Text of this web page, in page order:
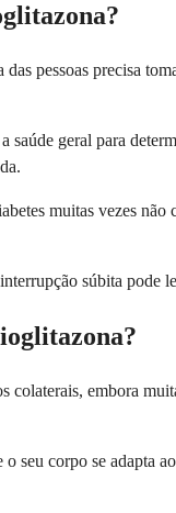
pessoas precisa
geral para
muitas vezes
súbita
embora
seu corpo se